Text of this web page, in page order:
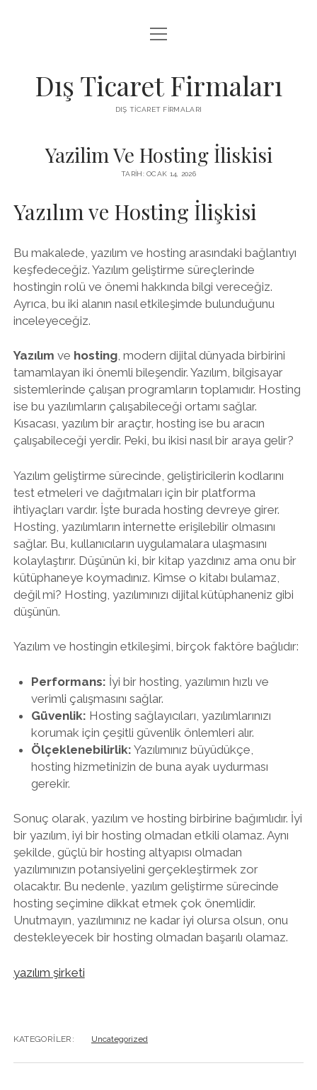
INSTAGRAM BEĞENI KASMA ÜCRETSIZ
SAYFA LISTESI
menüyü
aç
Dış Ticaret Firmaları
DIŞ TICARET FIRMALARI
Yazilim Ve Hosting İliskisi
TARIH: OCAK 14, 2026
Yazılım ve Hosting İlişkisi
Bu makalede, yazılım ve hosting arasındaki bağlantıyı
keşfedeceğiz. Yazılım geliştirme süreçlerinde
hostingin rolü ve önemi hakkında bilgi vereceğiz.
Ayrıca, bu iki alanın nasıl etkileşimde bulunduğunu
inceleyeceğiz.
Yazılım ve hosting, modern dijital dünyada birbirini
tamamlayan iki önemli bileşendir. Yazılım, bilgisayar
sistemlerinde çalışan programların toplamıdır. Hosting
ise bu yazılımların çalışabileceği ortamı sağlar.
Kısacası, yazılım bir araçtır, hosting ise bu aracın
çalışabileceği yerdir. Peki, bu ikisi nasıl bir araya gelir?
Yazılım geliştirme sürecinde, geliştiricilerin kodlarını
test etmeleri ve dağıtmaları için bir platforma
ihtiyaçları vardır. İşte burada hosting devreye girer.
Hosting, yazılımların internette erişilebilir olmasını
sağlar. Bu, kullanıcıların uygulamalara ulaşmasını
kolaylaştırır. Düşünün ki, bir kitap yazdınız ama onu bir
kütüphaneye koymadınız. Kimse o kitabı bulamaz,
değil mi? Hosting, yazılımınızı dijital kütüphaneniz gibi
düşünün.
Yazılım ve hostingin etkileşimi, birçok faktöre bağlıdır:
Performans: İyi bir hosting, yazılımın hızlı ve
verimli çalışmasını sağlar.
Güvenlik: Hosting sağlayıcıları, yazılımlarınızı
korumak için çeşitli güvenlik önlemleri alır.
Ölçeklenebilirlik: Yazılımınız büyüdükçe,
hosting hizmetinizin de buna ayak uydurması
gerekir.
Sonuç olarak, yazılım ve hosting birbirine bağımlıdır. İyi
bir yazılım, iyi bir hosting olmadan etkili olamaz. Aynı
şekilde, güçlü bir hosting altyapısı olmadan
yazılımınızın potansiyelini gerçekleştirmek zor
olacaktır. Bu nedenle, yazılım geliştirme sürecinde
hosting seçimine dikkat etmek çok önemlidir.
Unutmayın, yazılımınız ne kadar iyi olursa olsun, onu
destekleyecek bir hosting olmadan başarılı olamaz.
yazılım şirketi
KATEGORILER: Uncategorized